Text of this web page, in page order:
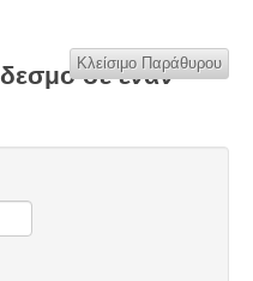
σε έναν
Κλείσιμο Παράθυρου